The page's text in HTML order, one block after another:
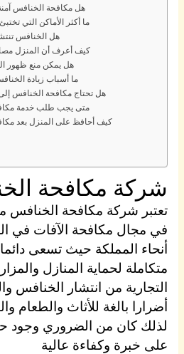
هل مكافحة الخنافس
ما أكثر الأماكن التي
هل الخنافس
كيف أعرف أن المنزل
هل يمكن منع ظهور
ما أسباب زيادة
هل تحتاج مكافحة الخنافس إلى
متى يجب طلب خدمة
كيف أحافظ على المنزل بعد
شركة مكافحة
تعتبر شركة مكافحة الخنافس
في مجال مكافحة الآفات في
أنحاء المملكة حيث تسعى
متكاملة لحماية المنازل
التجارية من انتشار الخنافس
أضرارا بالغة للأثاث والطعام
لذلك كان من الضروري وجود
على خبرة وكفاءة عالية